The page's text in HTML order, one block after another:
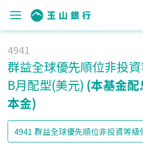
4941
群益全球優先順位非投
B月配型(美元) (本基金
本金)